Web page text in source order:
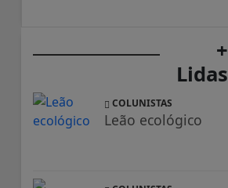
+
Lidas
COLUNISTAS
Leão ecológico